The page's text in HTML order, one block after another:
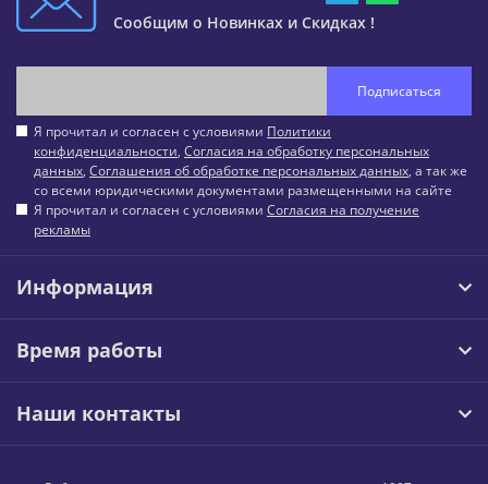
Сообщим о Новинках и Скидках !
Подписаться
Я прочитал и согласен с условиями Политики
конфиденциальности, Согласия на обработку персональных
данных, Соглашения об обработке персональных данных, а так же
со всеми юридическими документами размещенными на сайте
Я прочитал и согласен с условиями Согласия на получение
рекламы
Информация
Время работы
Наши контакты